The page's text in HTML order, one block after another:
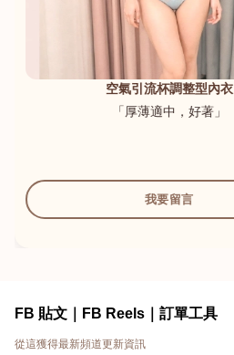
空氣引流杯調整型內衣
「厚薄適中，好著」
我要留言
FB 貼文｜FB Reels｜訂單工具
從這獲得最新頻道更新資訊